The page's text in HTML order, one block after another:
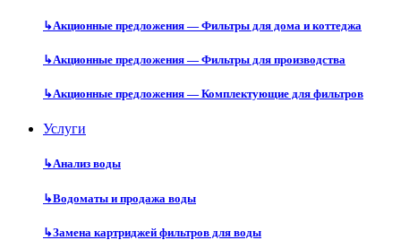
↳Акционные предложения — Фильтры для дома и коттеджа
↳Акционные предложения — Фильтры для производства
↳Акционные предложения — Комплектующие для фильтров
Услуги
↳Анализ воды
↳Водоматы и продажа воды
↳Замена картриджей фильтров для воды